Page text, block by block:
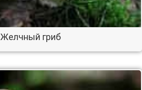
Желчный гриб